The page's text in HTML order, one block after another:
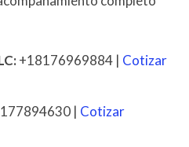
+18176969884 | Cotizar
| Cotizar